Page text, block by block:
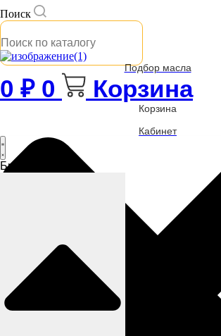
Поиск
Подбор масла
0 ₽ 0 Корзина
Корзина
Кабинет
Бренды